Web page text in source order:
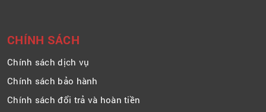
CHÍNH SÁCH
Chính sách dịch vụ
Chính sách bảo hành
Chính sách đổi trả và hoàn tiền